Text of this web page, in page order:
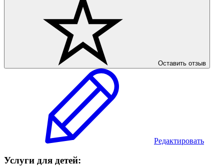
Оставить отзыв
Редактировать
Услуги для детей: